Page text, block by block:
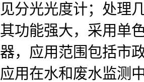
见分光光度计；处理
其功能强大，采用单
器，应用范围包括市
应用在水和废水监测